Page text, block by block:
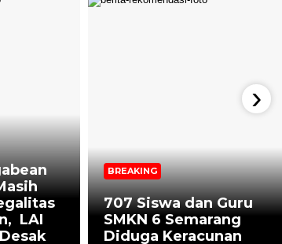
LAI
BREAKING
707 Siswa dan Guru
SMKN 6 Semarang
Diduga Keracunan
›